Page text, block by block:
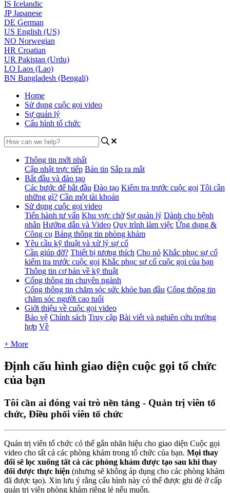
IS Icelandic
JPJapanese
DE German
US English (US)
NO Norwegian
HR Croatian
UR Pakistan (Urdu)
LO Laos (Lao)
BN Bangladesh (Bengali)
Home
Sử dụng cuộc gọi video
Sự quản lý
Cấu hình tổ chức
Thông tin mới nhất
Cập nhật trực tiếp Bản tin Sắp ra mắt
Bắt đầu và đào tạo
Các bước để bắt đầu Đào tạo Kiểm tra trước cuộc gọi Tôi cần
những gì? Cần một tài khoản
Sử dụng cuộc gọi video
Tiến hành tư vấn Khu vực chờ Sự quản lý Dành cho bệnh
nhân Hướng dẫn và Video Quy trình làm việc Ứng dụng &
Công cụ Bảng thông tin phòng khám
Yêu cầu kỹ thuật và xử lý sự cố
Cần giúp đỡ? Thiết bị tương thích Cho nó Khắc phục sự cố
kiểm tra trước cuộc gọi Khắc phục sự cố cuộc gọi của bạn
Thông tin cơ bản về kỹ thuật
Cổng thông tin chuyên ngành
Cổng thông tin chăm sóc sức khỏe ban đầu Cổng thông tin
chăm sóc người cao tuổi
Giới thiệu về cuộc gọi video
Bảo vệ Chính sách Truy cập Bài viết và nghiên cứu trường
hợp Về
+ More
Định cấu hình giao diện cuộc gọi tổ chức
của bạn
Tôi cần ai đóng vai trò nền tảng - Quản trị viên tổ
chức, Điều phối viên tổ chức
Quản trị viên tổ chức có thể gắn nhãn hiệu cho giao diện Cuộc gọi
video cho tất cả các phòng khám trong tổ chức của bạn. Mọi thay
đổi sẽ lọc xuống tất cả các phòng khám được tạo sau khi thay
đổi được thực hiện (nhưng sẽ không áp dụng cho các phòng khám
đã được tạo). Xin lưu ý rằng cấu hình này có thể được ghi đè ở cấp
quản trị viên phòng khám riêng lẻ nếu muốn.